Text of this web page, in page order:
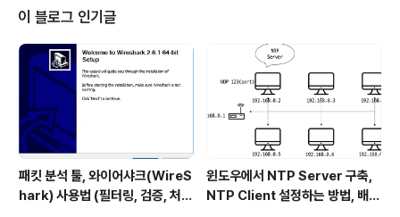
들이 자바 API문서를 보면서 필요한 것을 찾아보고 공부하라고는 하는데 맞는
말이긴하나 정작 교수님들이 직접 사..
이 블로그 인기글
패킷 분석 툴, 와이어샤크(WireS
hark) 사용법 (필터링, 검증, 처음
윈도우에서 NTP Server 구축,
NTP Client 설정하는 방법, 배치